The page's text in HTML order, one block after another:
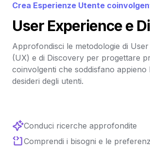
Crea Esperienze Utente
User Experience e
Approfondisci le metodologie di
(UX) e di Discovery per progettare
coinvolgenti che soddisfano appieno
desideri degli utenti.
Conduci ricerche approfondite
Comprendi i bisogni e le